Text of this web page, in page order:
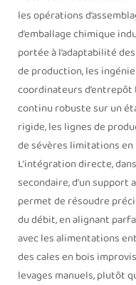
les opérations
d’emballage chimique
portée à l’adaptabilité
de production, les
coordinateurs
continu robuste sur un
rigide, les lignes de
de sévères limitations
L’intégration directe,
secondaire, d’un
permet de résoudre
du débit, en alignant
avec les alimentations
des cales en bois
levages manuels, plutôt